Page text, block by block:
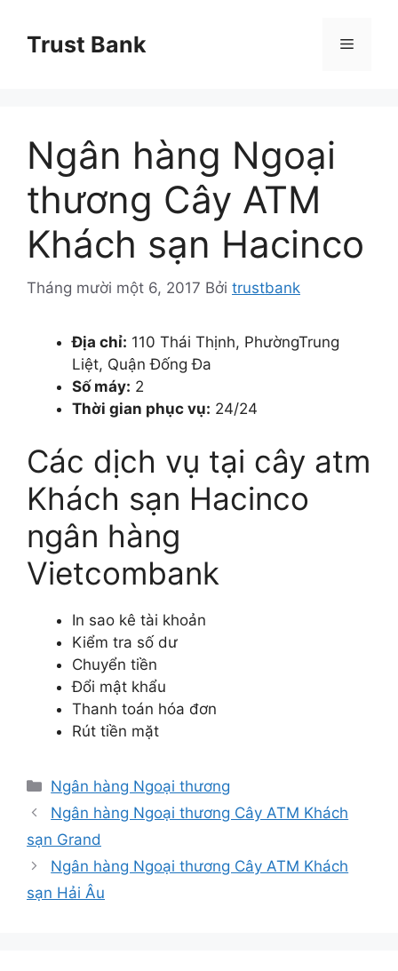
Trust Bank Menu
Ngân hàng Ngoại
thương Cây ATM
Khách sạn Hacinco
Tháng mười một 6, 2017 Bởi trustbank
Địa chỉ: 110 Thái Thịnh, PhườngTrung
Liệt, Quận Đống Đa
Số máy: 2
Thời gian phục vụ: 24/24
Các dịch vụ tại cây atm
Khách sạn Hacinco
ngân hàng
Vietcombank
In sao kê tài khoản
Kiểm tra số dư
Chuyển tiền
Đổi mật khẩu
Thanh toán hóa đơn
Rút tiền mặt
Danh
mục
Ngân hàng Ngoại thương
Ngân hàng Ngoại thương Cây ATM Khách
sạn Grand
Ngân hàng Ngoại thương Cây ATM Khách
sạn Hải Âu